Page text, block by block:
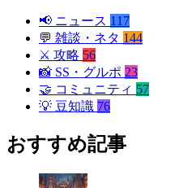
📢 ニュース 117
💬 雑談・ネタ 144
⚔️ 攻略 56
📸 SS・グルポ 23
🤝 コミュニティ 57
💡 豆知識 76
おすすめ記事